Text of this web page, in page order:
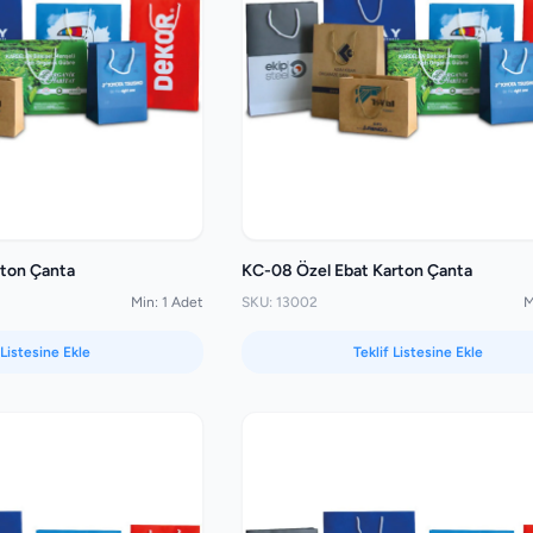
Çanta
Min: 1 Adet
Ekle
KC-08 Özel Ebat Karton Çanta
SKU: 13002
Teklif Listesine Ekle